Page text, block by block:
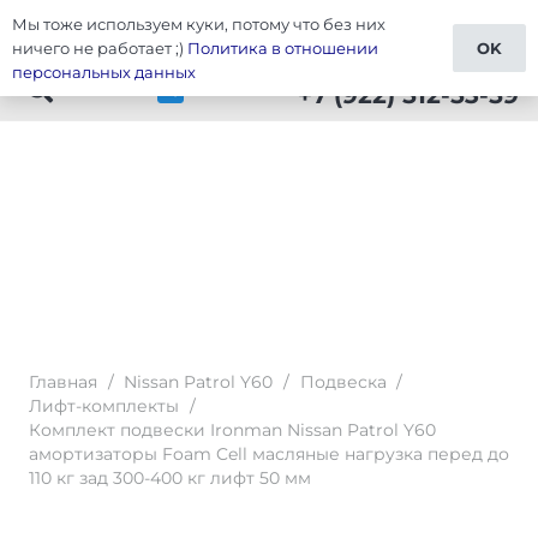
Тюнинг Patrol Y60
+7 (922) 512-53-59
Главная / Nissan Patrol Y60 / Подвеска /
Лифт-комплекты /
Комплект подвески Ironman Nissan Patrol Y60
амортизаторы Foam Cell масляные нагрузка перед до
110 кг зад 300-400 кг лифт 50 мм
Мы тоже используем куки, потому что без них
ничего не работает ;) Политика в отношении
персональных данных
OK